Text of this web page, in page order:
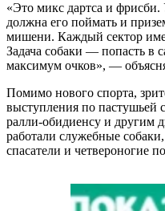
«Это микс дартса и фрисби.
должна его поймать и
мишени. Каждый сектор
Задача собаки — попасть в
максимум очков», —
Помимо нового спорта,
выступления по пастушьей
ралли-обидиенсу и другим
работали служебные
спасатели и четвероногие